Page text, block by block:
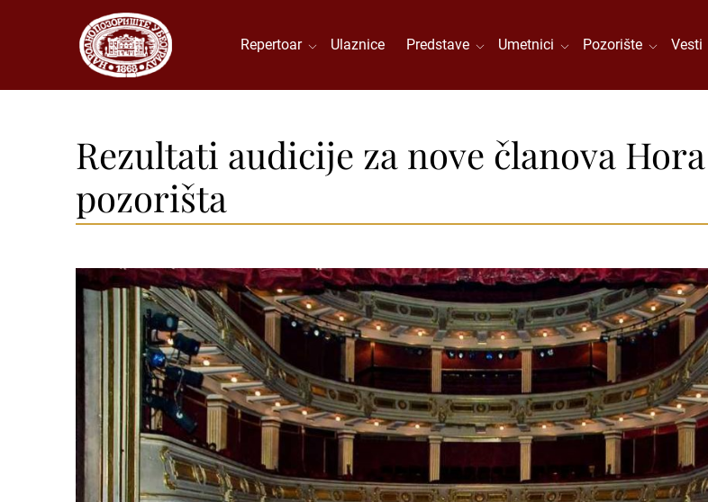
Repertoar Ulaznice Predstave Umetnici Pozorište
Rezultati audicije za nove članova
pozorišta